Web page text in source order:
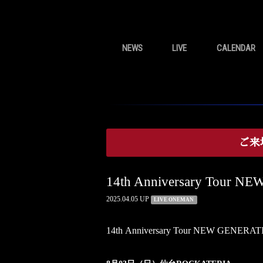
NEWS LIVE CALENDAR
ご
14th Anniversary Tour
2025.04.05 UP LIVE ONEMAN
14th Anniversary Tour NEW